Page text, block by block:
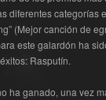
diferentes categorías
(Mejor canción de
este galardón ha
Rasputín.
ha ganado, una vez